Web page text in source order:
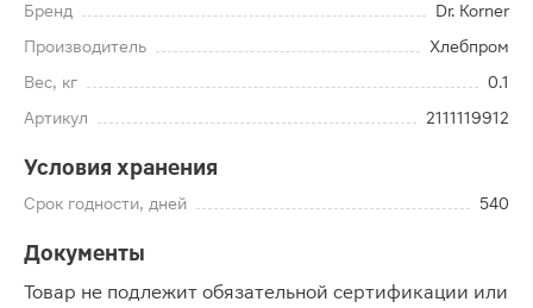
Бренд
Dr. Korner
Производитель
Хлебпром
Вес, кг
0.1
Артикул
2111119912
Условия хранения
Срок годности, дней 540
Документы
Товар не подлежит обязательной сертификации или